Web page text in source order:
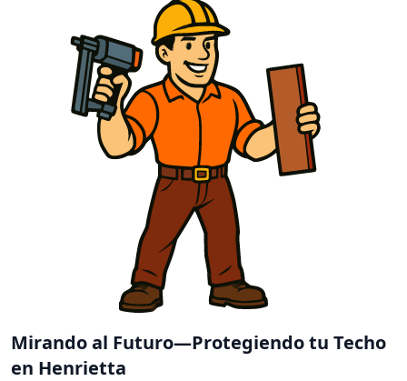
Mirando al Futuro—Protegiendo tu Techo
en Henrietta